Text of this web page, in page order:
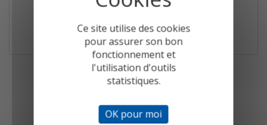
1
Ce site utilise des cookies
pour assurer son bon
fonctionnement et
l'utilisation d'outils
statistiques.
OK pour moi